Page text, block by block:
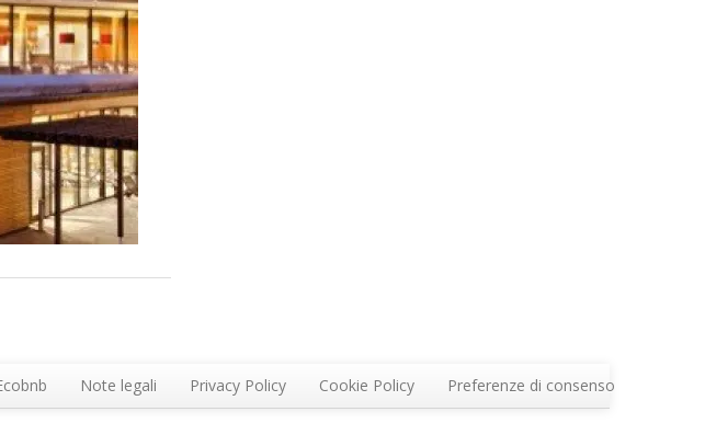
Note legali Privacy Policy Cookie Policy Preferenze di consenso